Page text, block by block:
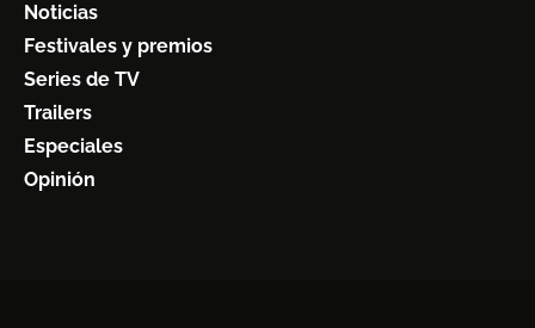
Noticias
Festivales y premios
Series de TV
Trailers
Especiales
Opinión